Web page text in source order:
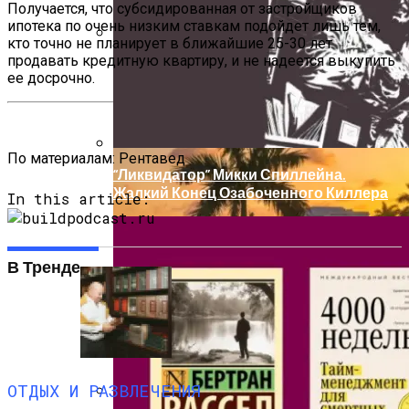
Институтом Smart И Расширьте Свои
Границы
Арахисовая Паста Sugar Free (без
Сахара) От Be First
7 Мифов О Путешествиях
“Ликвидатор” Микки Спиллейна.
Жалкий Конец Озабоченного Киллера
Получается, что субсидированная от застройщиков
ипотека по очень низким ставкам подойдет лишь тем,
кто точно не планирует в ближайшие 25-30 лет
продавать кредитную квартиру, и не надеется выкупить
ее досрочно.
По материалам: Рентавед
In this article:
В Тренде
ОТДЫХ И РАЗВЛЕЧЕНИЯ